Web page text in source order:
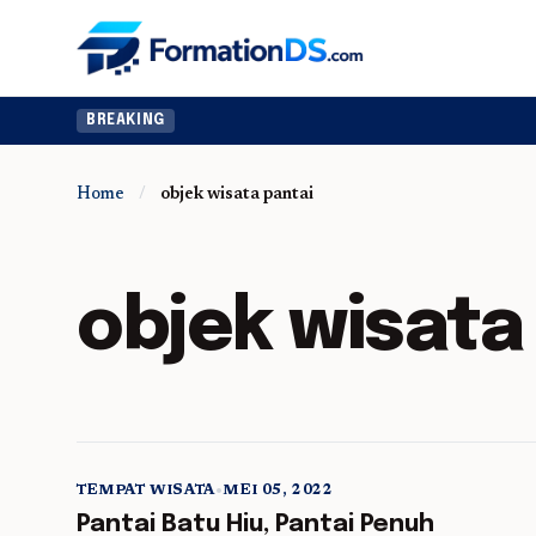
BREAKING
Home / objek wisata pantai
objek
5 min read
TEMPAT WISATA•MEI 05, 2022
Pantai Batu Hiu, Pantai Penuh